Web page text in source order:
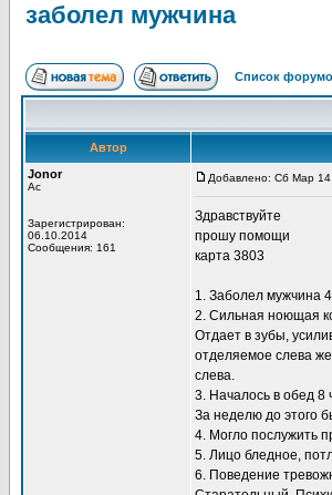
заболел мужчина
Список
Автор
Jonor
Ас
Зарегистрирован:
06.10.2014
Сообщения: 161
Добавлено: Сб Мар
Здравствуйте
прошу помощи
карта 3803
1. Заболел мужчина
2. Сильная ноющая
Отдает в зубы,
отделяемое слева
слева.
3. Началось в обед 8
За неделю до этого
4. Могло послужить
5. Лицо бледное,
6. Поведение